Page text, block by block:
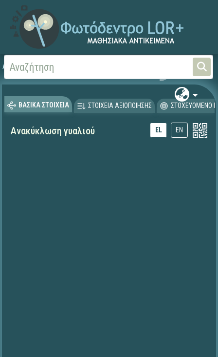
Αρχική
ΒΑΣΙΚΑ ΣΤΟΙΧΕΙΑ ΣΤΟΙΧΕΙΑ ΑΞΙΟΠΟΙΗΣΗΣ ΣΤΟΧΕΥΟΜΕΝΟ
Ανακύκλωση γυαλιού EL EN